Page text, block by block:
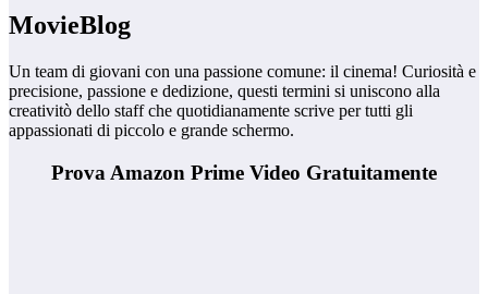
MovieBlog
Un team di giovani con una passione comune: il cinema! Curiosità e
precisione, passione e dedizione, questi termini si uniscono alla
creativitò dello staff che quotidianamente scrive per tutti gli
appassionati di piccolo e grande schermo.
Prova Amazon Prime Video Gratuitamente